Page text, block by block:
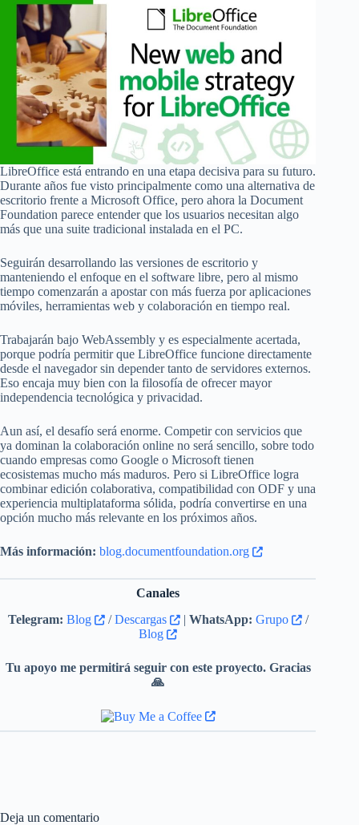
LibreOffice está entrando en una etapa decisiva para su futuro.
Durante años fue visto principalmente como una alternativa de
escritorio frente a Microsoft Office, pero ahora la Document
Foundation parece entender que los usuarios necesitan algo
más que una suite tradicional instalada en el PC.
Seguirán desarrollando las versiones de escritorio y
manteniendo el enfoque en el software libre, pero al mismo
tiempo comenzarán a apostar con más fuerza por aplicaciones
móviles, herramientas web y colaboración en tiempo real.
Trabajarán bajo WebAssembly y es especialmente acertada,
porque podría permitir que LibreOffice funcione directamente
desde el navegador sin depender tanto de servidores externos.
Eso encaja muy bien con la filosofía de ofrecer mayor
independencia tecnológica y privacidad.
Aun así, el desafío será enorme. Competir con servicios que
ya dominan la colaboración online no será sencillo, sobre todo
cuando empresas como Google o Microsoft tienen
ecosistemas mucho más maduros. Pero si LibreOffice logra
combinar edición colaborativa, compatibilidad con ODF y una
experiencia multiplataforma sólida, podría convertirse en una
opción mucho más relevante en los próximos años.
Más información: blog.documentfoundation.org
Canales
Telegram: Blog /Descargas | WhatsApp: Grupo
/
Blog
Tu apoyo me permitirá seguir con este proyecto. Gracias
🙏
Deja un comentario